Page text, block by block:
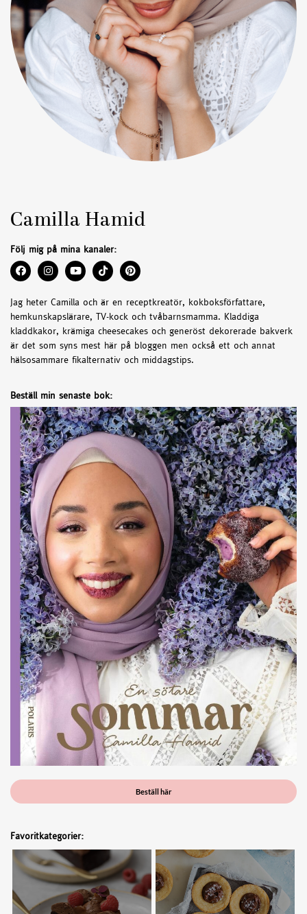
Camilla Hamid
Följ mig på mina kanaler:
Jag heter Camilla och är en receptkreatör, kokboksförfattare,
hemkunskapslärare, TV-kock och tvåbarnsmamma. Kladdiga
kladdkakor, krämiga cheesecakes och generöst dekorerade bakverk
är det som syns mest här på bloggen men också ett och annat
hälsosammare fikalternativ och middagstips.
Beställ min senaste bok:
Beställ här
Favoritkategorier: